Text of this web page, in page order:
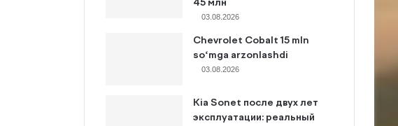
45 млн
03.08.2026
Chevrolet Cobalt 15 mln
so‘mga arzonlashdi
03.08.2026
Kia Sonet после двух лет
эксплуатации: реальный